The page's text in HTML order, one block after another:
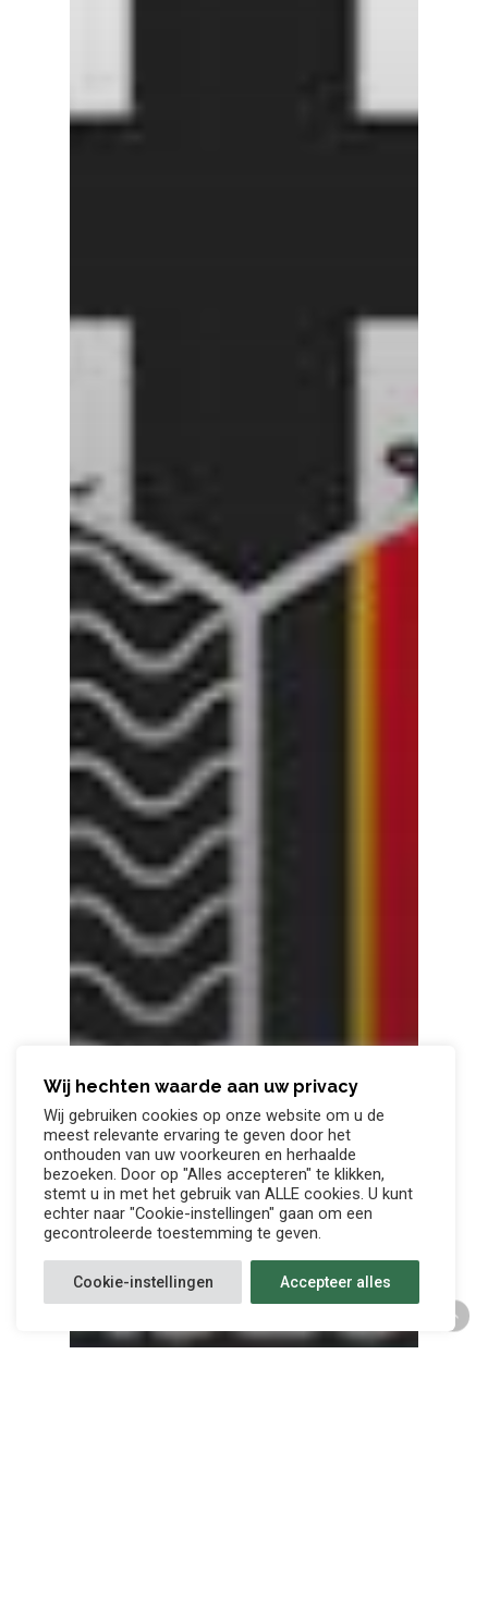
Wij hechten waarde aan uw privacy
Wij gebruiken cookies op onze website om u de
meest relevante ervaring te geven door het
onthouden van uw voorkeuren en herhaalde
bezoeken. Door op "Alles accepteren" te klikken,
stemt u in met het gebruik van ALLE cookies. U kunt
echter naar "Cookie-instellingen" gaan om een
gecontroleerde toestemming te geven.
Cookie-instellingen Accepteer alles